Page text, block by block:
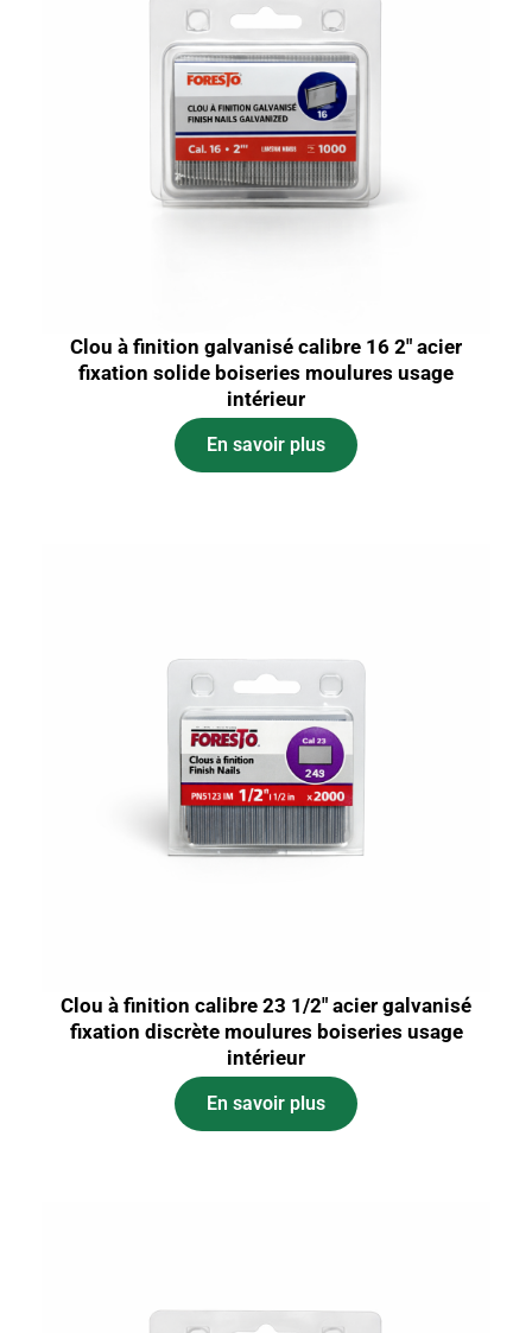
Clou à finition galvanisé calibre 16 2″ acier
fixation solide boiseries moulures usage
intérieur
En savoir plus
Clou à finition calibre 23 1/2″ acier galvanisé
fixation discrète moulures boiseries usage
intérieur
En savoir plus